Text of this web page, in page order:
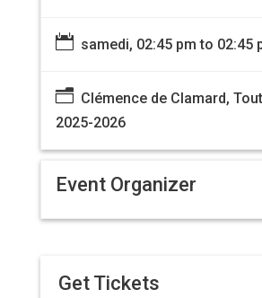
 samedi, 02:45 pm to 02:45
nClémence de Clamard,
2025-2026
Event Organizer
Get Tickets